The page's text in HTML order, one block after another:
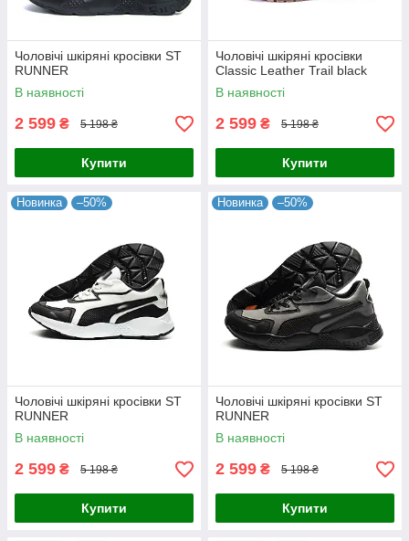
Чоловічі шкіряні кросівки ST
RUNNER
В наявності
2 599 ₴ 5 198 ₴
Купити
Чоловічі шкіряні кросівки
Classic Leather Trail black
В наявності
2 599 ₴ 5 198 ₴
Купити
Новинка –50%
Чоловічі шкіряні кросівки ST
RUNNER
В наявності
2 599 ₴ 5 198 ₴
Купити
Новинка –50%
Чоловічі шкіряні кросівки ST
RUNNER
В наявності
2 599 ₴ 5 198 ₴
Купити